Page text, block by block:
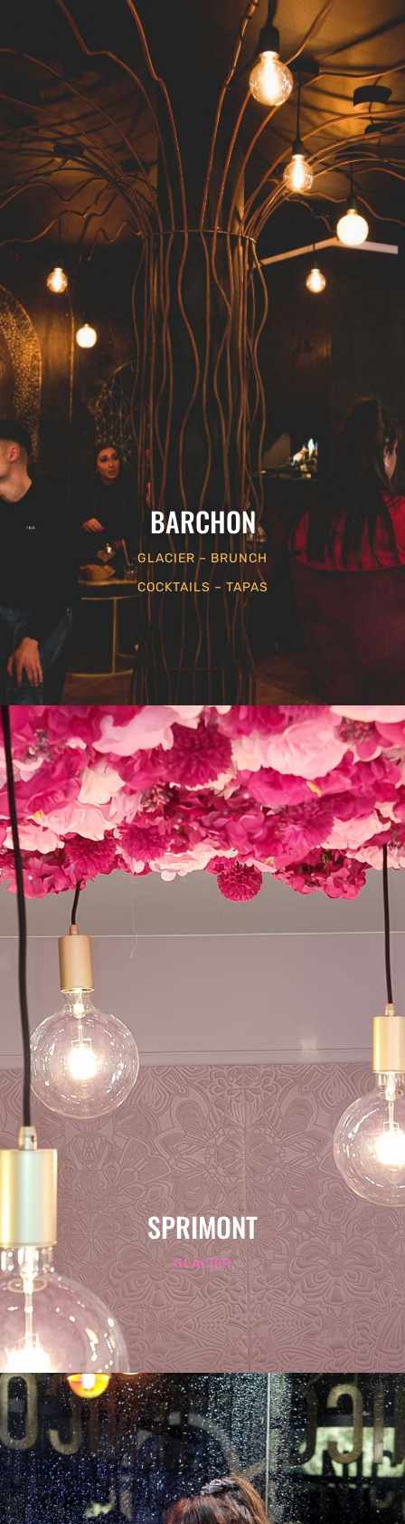
BARCHON
GLACIER – BRUNCH
COCKTAILS – TAPAS
SPRIMONT
GLACIER